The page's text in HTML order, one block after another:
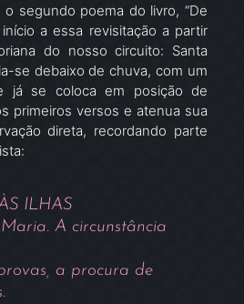
segundo poema do livro, “De
início a essa revisitação a partir
do nosso circuito: Santa
se debaixo de chuva, com um
já se coloca em posição de
primeiros versos e atenua sua
direta, recordando parte
ILHAS
A circunstância
a procura de